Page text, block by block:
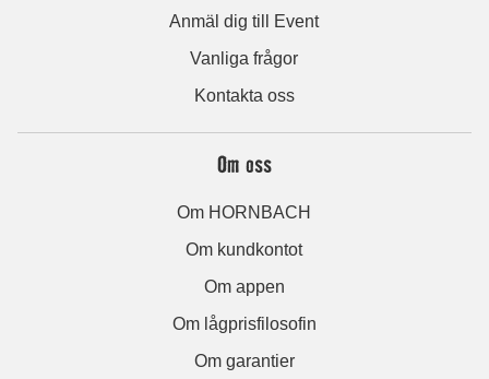
Anmäl dig till Event
Vanliga frågor
Kontakta oss
Om oss
Om HORNBACH
Om kundkontot
Om appen
Om lågprisfilosofin
Om garantier